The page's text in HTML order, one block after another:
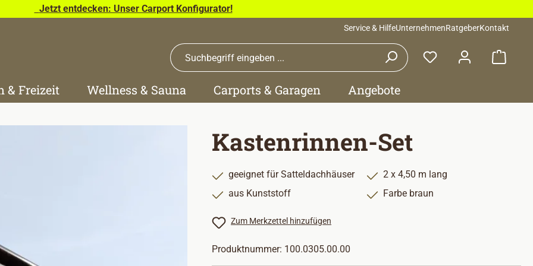
Jetzt entdecken: Unser Carport Konfigurator!
Service & HilfeUnternehmenRatgeberKontakt
& Freizeit Wellness & Sauna Carports & Garagen Angebote
Kastenrinnen-Set
geeignet für Satteldachhäuser
2 x 4,50 m lang
aus Kunststoff
Farbe braun
Zum Merkzettel hinzufügen
Produktnummer: 100.0305.00.00